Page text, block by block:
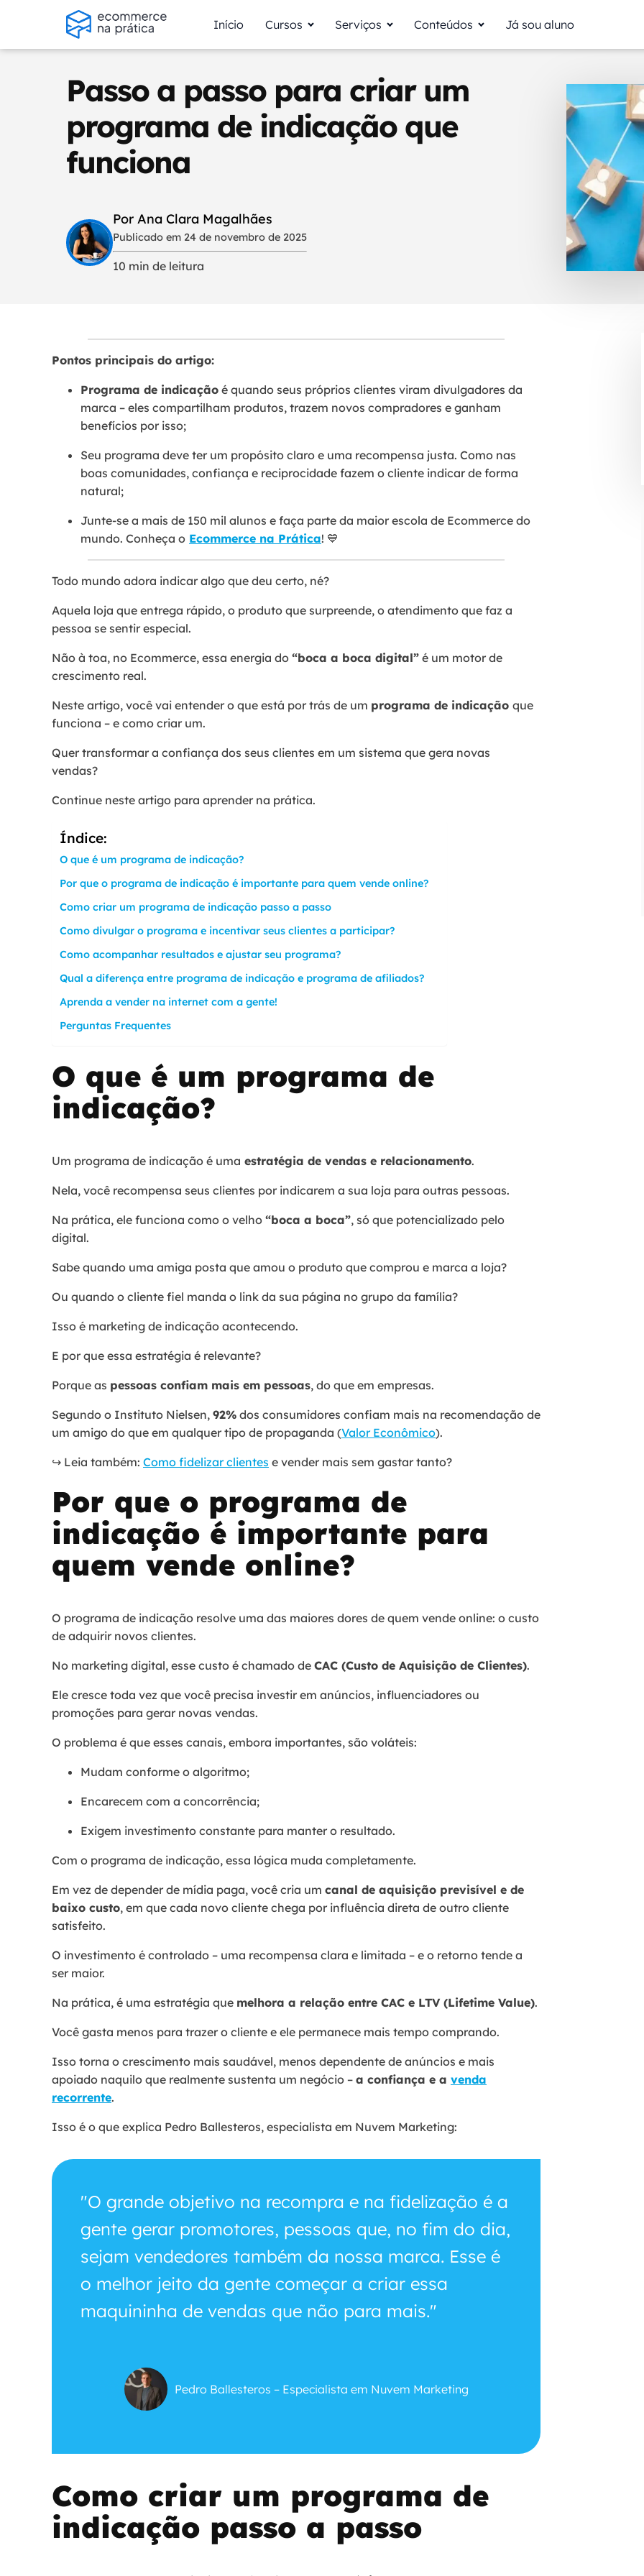
Início Cursos Serviços Conteúdos Já sou aluno
Passo a passo para criar um
programa de indicação que
funciona
Por Ana Clara Magalhães
Publicado em 24 de novembro de 2025
10 min de leitura
Pontos principais do artigo:
Programa de indicação é quando seus próprios clientes viram divulgadores da
marca – eles compartilham produtos, trazem novos compradores e ganham
benefícios por isso;
Seu programa deve ter um propósito claro e uma recompensa justa. Como nas
boas comunidades, confiança e reciprocidade fazem o cliente indicar de forma
natural;
Junte-se a mais de 150 mil alunos e faça parte da maior escola de Ecommerce do
mundo. Conheça o Ecommerce na Prática! 💙
Todo mundo adora indicar algo que deu certo, né?
Aquela loja que entrega rápido, o produto que surpreende, o atendimento que faz a
pessoa se sentir especial.
Não à toa, no Ecommerce, essa energia do “boca a boca digital” é um motor de
crescimento real.
Neste artigo, você vai entender o que está por trás de um programa de indicação que
funciona – e como criar um.
Quer transformar a confiança dos seus clientes em um sistema que gera novas
vendas?
Continue neste artigo para aprender na prática.
Índice:
O que é um programa de indicação?
Por que o programa de indicação é importante para quem vende online?
Como criar um programa de indicação passo a passo
Como divulgar o programa e incentivar seus clientes a participar?
Como acompanhar resultados e ajustar seu programa?
Qual a diferença entre programa de indicação e programa de afiliados?
Aprenda a vender na internet com a gente!
Perguntas Frequentes
O que é um programa de
indicação?
Um programa de indicação é uma estratégia de vendas e relacionamento.
Nela, você recompensa seus clientes por indicarem a sua loja para outras pessoas.
Na prática, ele funciona como o velho “boca a boca”, só que potencializado pelo
digital.
Sabe quando uma amiga posta que amou o produto que comprou e marca a loja?
Ou quando o cliente fiel manda o link da sua página no grupo da família?
Isso é marketing de indicação acontecendo.
E por que essa estratégia é relevante?
Porque as pessoas confiam mais em pessoas, do que em empresas.
Segundo o Instituto Nielsen, 92% dos consumidores confiam mais na recomendação de
um amigo do que em qualquer tipo de propaganda (Valor Econômico).
↪️ Leia também: Como fidelizar clientes e vender mais sem gastar tanto?
Por que o programa de
indicação é importante para
quem vende online?
O programa de indicação resolve uma das maiores dores de quem vende online: o custo
de adquirir novos clientes.
No marketing digital, esse custo é chamado de CAC (Custo de Aquisição de Clientes).
Ele cresce toda vez que você precisa investir em anúncios, influenciadores ou
promoções para gerar novas vendas.
O problema é que esses canais, embora importantes, são voláteis:
Mudam conforme o algoritmo;
Encarecem com a concorrência;
Exigem investimento constante para manter o resultado.
Com o programa de indicação, essa lógica muda completamente.
Em vez de depender de mídia paga, você cria um canal de aquisição previsível e de
baixo custo, em que cada novo cliente chega por influência direta de outro cliente
satisfeito.
O investimento é controlado – uma recompensa clara e limitada – e o retorno tende a
ser maior.
Na prática, é uma estratégia que melhora a relação entre CAC e LTV (Lifetime Value).
Você gasta menos para trazer o cliente e ele permanece mais tempo comprando.
Isso torna o crescimento mais saudável, menos dependente de anúncios e mais
apoiado naquilo que realmente sustenta um negócio – a confiança e a venda
recorrente.
Isso é o que explica Pedro Ballesteros, especialista em Nuvem Marketing:
"O grande objetivo na recompra e na fidelização é a
gente gerar promotores, pessoas que, no fim do dia,
sejam vendedores também da nossa marca. Esse é
o melhor jeito da gente começar a criar essa
maquininha de vendas que não para mais."
Pedro Ballesteros – Especialista em Nuvem Marketing
Como criar um programa de
indicação passo a passo